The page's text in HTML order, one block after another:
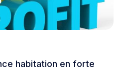
habitation en forte